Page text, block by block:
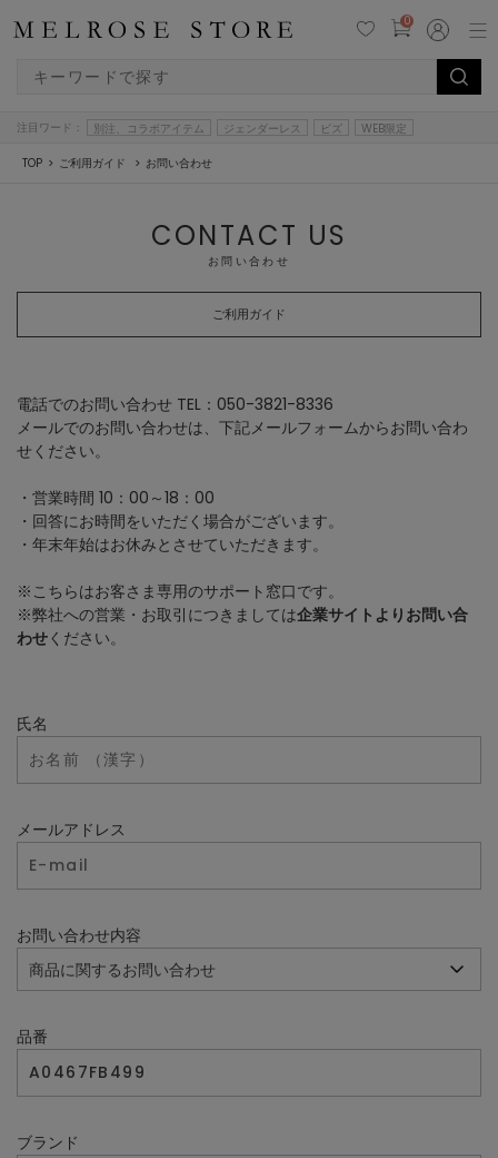
0
注目ワード： 別注、コラボアイテム ジェンダーレス ビズ WEB限定
TOP ご利用ガイド お問い合わせ
CONTACT US
お問い合わせ
ご利用ガイド
電話でのお問い合わせ TEL：050-3821-8336
メールでのお問い合わせは、下記メールフォームからお問い合わ
せください。
・営業時間 10：00～18：00
・回答にお時間をいただく場合がございます。
・年末年始はお休みとさせていただきます。
※こちらはお客さま専用のサポート窓口です。
※弊社への営業・お取引につきましては企業サイトよりお問い合
わせください。
氏名
メールアドレス
お問い合わせ内容
品番
ブランド